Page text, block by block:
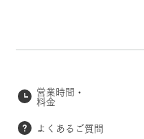
営業時間・
料金
よくあるご質問